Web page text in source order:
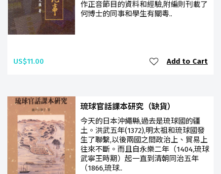
作正音節目的資料和經驗,附編則刊載了
何博士的同事和學生有關粵..
US$11.00 Add to Cart
琉球官話課本研究（缺貨）
今天的日本沖繩縣,過去是琉球國的疆
土。洪武五年(1372),明太祖和琉球國發
生了聯繫,以後兩國之間政治上、貿易上
往來不斷。而且自永樂二年（1404,琉球
武寧王時期）起一直到清朝同治五年
（1866,琉球..